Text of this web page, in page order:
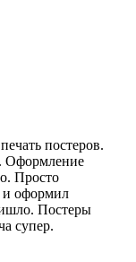
постеров.
Оформление
Просто
и оформил
Постеры
супер.